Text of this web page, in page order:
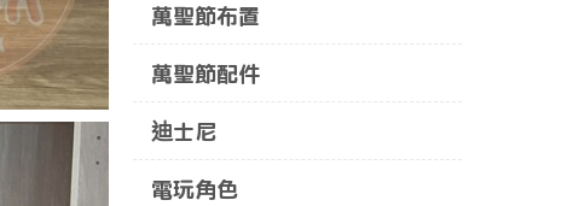
萬聖節布置
萬聖節配件
迪士尼
電玩角色